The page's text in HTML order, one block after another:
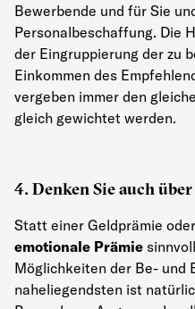
Bewerbende und für Sie
Personalbeschaffung. Die
der Eingruppierung der zu
Einkommen des
vergeben immer den
gleich gewichtet werden.
4. Denken Sie auch
Statt einer Geldprämie
emotionale Prämie
Möglichkeiten der Be- und
naheliegendsten ist